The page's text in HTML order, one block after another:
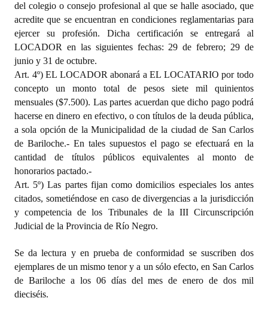
del colegio o consejo profesional al que se halle asociado, que
acredite que se encuentran en condiciones reglamentarias para
ejercer su profesión. Dicha certificación se entregará al
LOCADOR en las siguientes fechas: 29 de febrero; 29 de
junio y 31 de octubre.
Art. 4º) EL LOCADOR abonará a EL LOCATARIO por todo
concepto un monto total de pesos siete mil quinientos
mensuales ($7.500). Las partes acuerdan que dicho pago podrá
hacerse en dinero en efectivo, o con títulos de la deuda pública,
a sola opción de la Municipalidad de la ciudad de San Carlos
de Bariloche.- En tales supuestos el pago se efectuará en la
cantidad de títulos públicos equivalentes al monto de
honorarios pactado.-
Art. 5º) Las partes fijan como domicilios especiales los antes
citados, sometiéndose en caso de divergencias a la jurisdicción
y competencia de los Tribunales de la III Circunscripción
Judicial de la Provincia de Río Negro.
Se da lectura y en prueba de conformidad se suscriben dos
ejemplares de un mismo tenor y a un sólo efecto, en San Carlos
de Bariloche a los 06 días del mes de enero de dos mil
dieciséis.